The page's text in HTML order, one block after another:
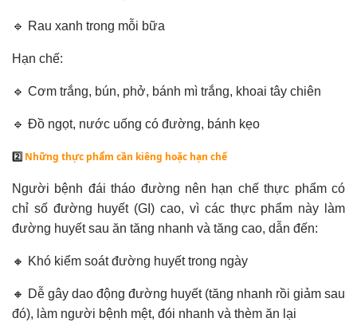
🔹 Rau xanh trong mỗi bữa
Hạn chế:
🔹 Cơm trắng, bún, phở, bánh mì trắng, khoai tây chiên
🔹 Đồ ngọt, nước uống có đường, bánh kẹo
2️⃣Những thực phẩm cần kiêng hoặc hạn chế
Người bệnh đái tháo đường nên hạn chế thực phẩm có
chỉ số đường huyết (GI) cao, vì các thực phẩm này làm
đường huyết sau ăn tăng nhanh và tăng cao, dẫn đến:
🔸 Khó kiểm soát đường huyết trong ngày
🔸 Dễ gây dao động đường huyết (tăng nhanh rồi giảm sau
đó), làm người bệnh mệt, đói nhanh và thèm ăn lại